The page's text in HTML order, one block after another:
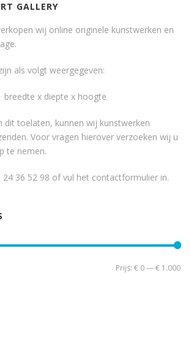
GALLERY
wij online originele kunstwerken en
als volgt weergegeven:
x diepte x hoogte
dit toelaten, kunnen wij kunstwerken
Voor vragen hierover verzoeken wij u
te nemen.
36 52 98 of vul het contactformulier in.
Prijs: € 0—€ 1.000